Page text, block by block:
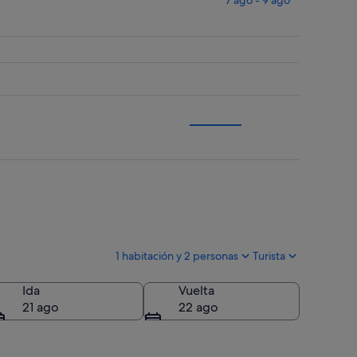
1 habitación y 2 personas Turista
Ida
21 ago
Vuelta
22 ago